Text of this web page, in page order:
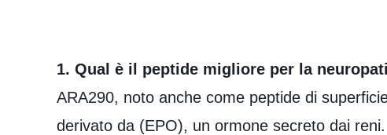
1. Qual è il peptide migliore per la
ARA290, noto anche come peptide di
derivato da (EPO), un ormone secreto dai reni.